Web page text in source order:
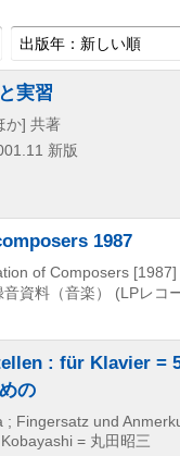
出版年：新しい順
実習
か] 共著
新版
1987
of Composers [1987]
音資料（音楽） (LPレコ
: für Klavier =
の
; Fingersatz und
= 丸田昭三